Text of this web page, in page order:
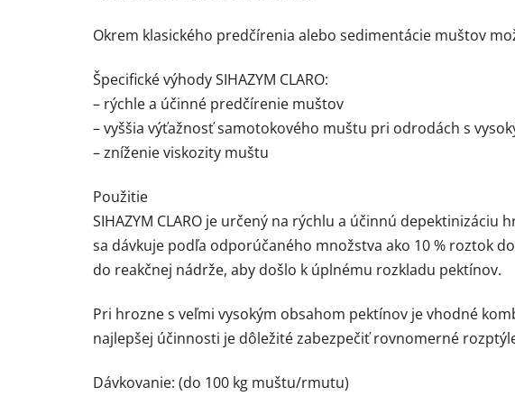
Okrem klasického predčírenia alebo sedimentácie muštov
Špecifické výhody SIHAZYM CLARO:
– rýchle a účinné predčírenie muštov
– vyššia výťažnosť samotokového muštu pri odrodách s
– zníženie viskozity muštu
Použitie
SIHAZYM CLARO je určený na rýchlu a účinnú
sa dávkuje podľa odporúčaného množstva ako 10 % roztok
do reakčnej nádrže, aby došlo k úplnému rozkladu pektínov.
Pri hrozne s veľmi vysokým obsahom pektínov je vhodné
najlepšej účinnosti je dôležité zabezpečiť rovnomerné
Dávkovanie: (do 100 kg muštu/rmutu)